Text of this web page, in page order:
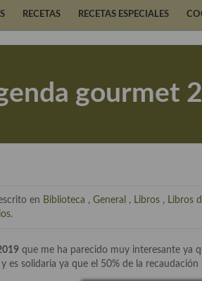
RECETAS RECETAS ESPECIALES
gourmet
en Biblioteca , General , Libros , Libros
.
que me ha parecido muy interesante ya
solidaria ya que el 50% de la recaudación